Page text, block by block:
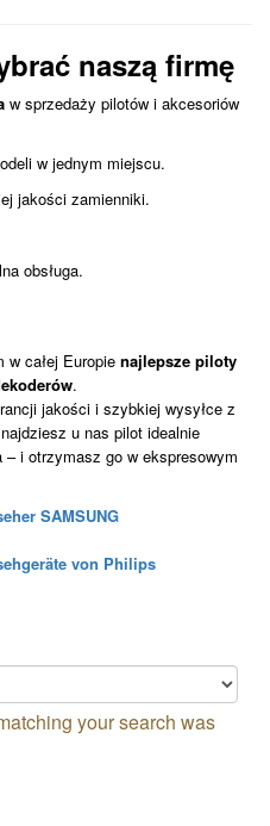
naszą firmę
w sprzedaży pilotów i akcesoriów
w jednym miejscu.
jakości zamienniki.
obsługa.
całej Europie najlepsze piloty
.
jakości i szybkiej wysyłce z
u nas pilot idealnie
– i otrzymasz go w ekspresowym
SAMSUNG
von Philips
your search was